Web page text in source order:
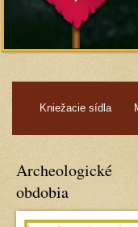
Kniežacie sídla
Archeologické
obdobia